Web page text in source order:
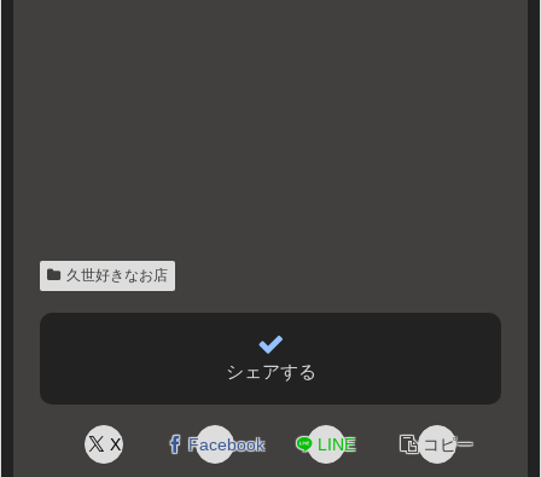
久世好きなお店
シェアする
X Facebook LINE コピー